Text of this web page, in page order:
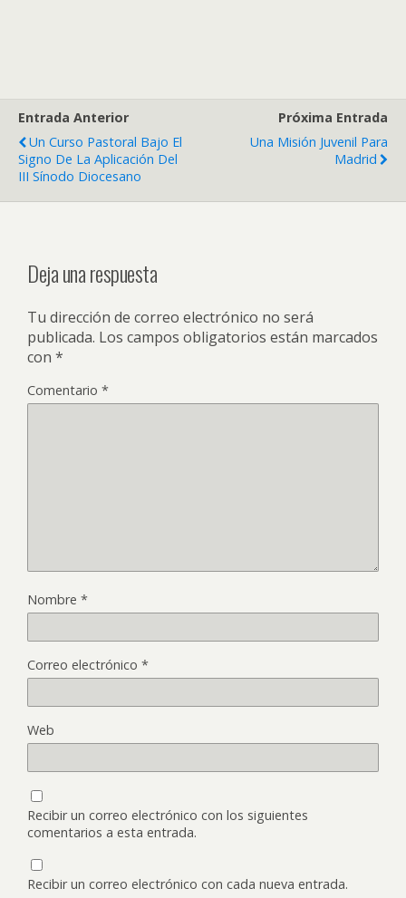
Entrada Anterior
Un Curso Pastoral Bajo El
Signo De La Aplicación Del
III Sínodo Diocesano
Próxima Entrada
Una Misión Juvenil Para
Madrid
Deja una respuesta
Tu dirección de correo electrónico no será
publicada. Los campos obligatorios están marcados
con *
Comentario *
Nombre *
Correo electrónico *
Web
Recibir un correo electrónico con los siguientes
comentarios a esta entrada.
Recibir un correo electrónico con cada nueva entrada.